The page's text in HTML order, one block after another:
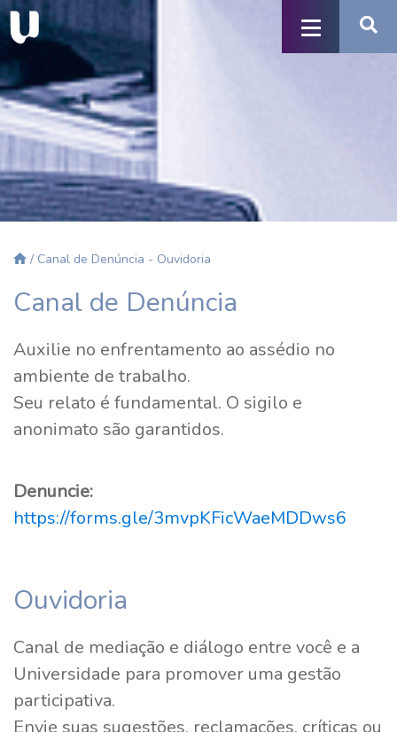
/ Canal de Denúncia - Ouvidoria
Canal de Denúncia
Auxilie no enfrentamento ao assédio no
ambiente de trabalho.
Seu relato é fundamental. O sigilo e
anonimato são garantidos.
Denuncie:
https://forms.gle/3mvpKFicWaeMDDws6
Ouvidoria
Canal de mediação e diálogo entre você e a
Universidade para promover uma gestão
participativa.
Envie suas sugestões, reclamações, críticas ou